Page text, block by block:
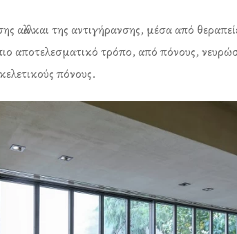
αλλά και της αντιγήρανσης, μέσα από
αποτελεσματικό τρόπο, από πόνους,
πόνους.